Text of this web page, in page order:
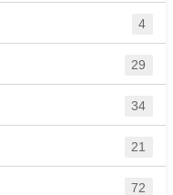
4
29
34
21
72